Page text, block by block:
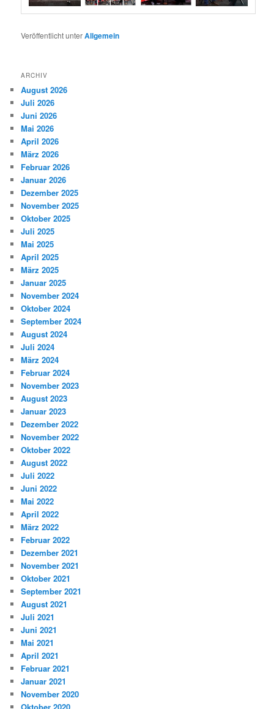
Veröffentlicht unterAllgemein
ARCHIV
August 2026
Juli 2026
Juni 2026
Mai 2026
April 2026
März 2026
Februar 2026
Januar 2026
Dezember 2025
November 2025
Oktober 2025
Juli 2025
Mai 2025
April 2025
März 2025
Januar 2025
November 2024
Oktober 2024
September 2024
August 2024
Juli 2024
März 2024
Februar 2024
November 2023
August 2023
Januar 2023
Dezember 2022
November 2022
Oktober 2022
August 2022
Juli 2022
Juni 2022
Mai 2022
April 2022
März 2022
Februar 2022
Dezember 2021
November 2021
Oktober 2021
September 2021
August 2021
Juli 2021
Juni 2021
Mai 2021
April 2021
Februar 2021
Januar 2021
November 2020
Oktober 2020